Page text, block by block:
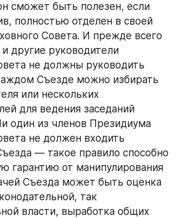
сможет быть полезен, если
полностью отделен в своей
Совета. И прежде всего
другие руководители
не должны руководить
Съезде можно избирать
или нескольких
для ведения заседаний
один из членов Президиума
не должен входить
— такое правило способно
гарантию от манипулирования
Съезда может быть оценка
так
власти, выработка общих